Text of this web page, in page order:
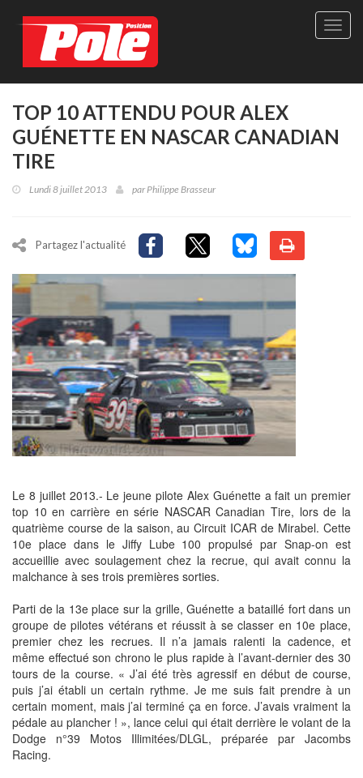
Site
Le
TOP 10 ATTENDU POUR ALEX
GUÉNETTE EN NASCAR CANADIAN
TIRE
Lundi 8 juillet 2013 parPhilippe Brasseur
Partagez l'actualité
Le 8 juillet 2013.- Le jeune pilote Alex Guénette a fait un premier
top 10 en carrière en série NASCAR Canadian Tire, lors de la
quatrième course de la saison, au Circuit ICAR de Mirabel. Cette
10e place dans le Jiffy Lube 100 propulsé par Snap-on est
accueillie avec soulagement chez la recrue, qui avait connu la
malchance à ses trois premières sorties.
Parti de la 13e place sur la grille, Guénette a bataillé fort dans un
groupe de pilotes vétérans et réussit à se classer en 10e place,
premier chez les recrues. Il n’a jamais ralenti la cadence, et
même effectué son chrono le plus rapide à l’avant-dernier des 30
tours de la course. « J’ai été très agressif en début de course,
puis j’ai établi un certain rythme. Je me suis fait prendre à un
certain moment, mais j’ai terminé ça en force. J’avais vraiment la
pédale au plancher ! », lance celui qui était derrière le volant de la
Dodge n°39 Motos Illimitées/DLGL, préparée par Jacombs
Racing.